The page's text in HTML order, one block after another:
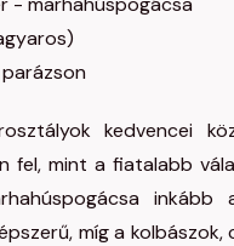
kedvencei
fel, mint a fiatalabb
inkább
míg a kolbászok,